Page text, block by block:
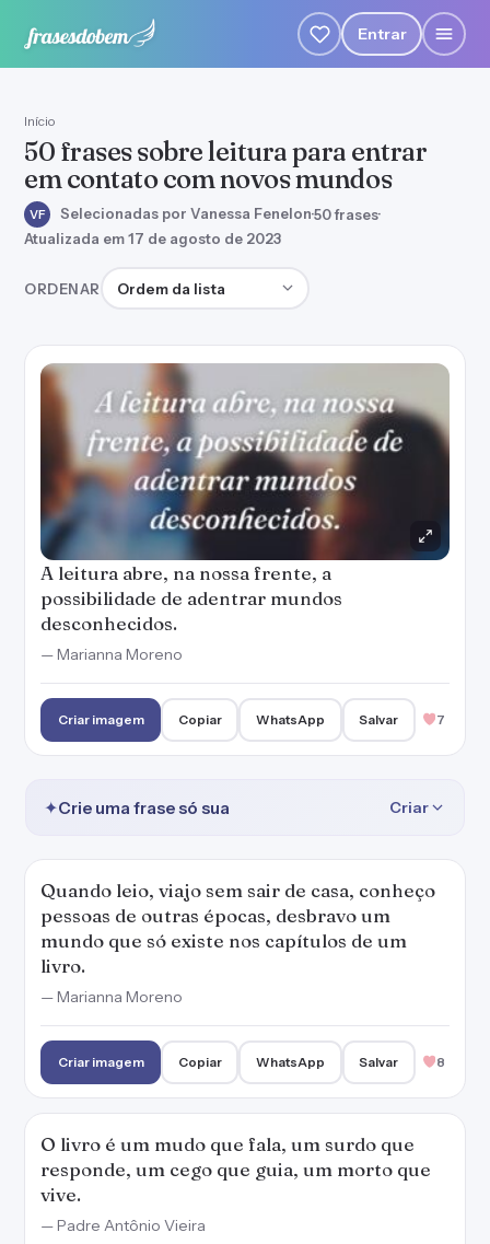
Entrar
Início
50 frases sobre leitura para entrar
em contato com novos mundos
VF Selecionadas por Vanessa Fenelon·50 frases·
Atualizada em 17 de agosto de 2023
ORDENAR Ordenar frases
A leitura abre, na nossa frente, a
possibilidade de adentrar mundos
desconhecidos.
— Marianna Moreno
Criar imagem Copiar WhatsApp Salvar 7
✦Crie uma frase só sua Criar
Quando leio, viajo sem sair de casa, conheço
pessoas de outras épocas, desbravo um
mundo que só existe nos capítulos de um
livro.
— Marianna Moreno
Criar imagem Copiar WhatsApp Salvar 8
O livro é um mudo que fala, um surdo que
responde, um cego que guia, um morto que
vive.
— Padre Antônio Vieira